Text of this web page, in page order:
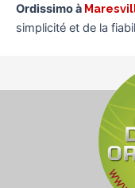
Ordissimo à
simplicité et de la